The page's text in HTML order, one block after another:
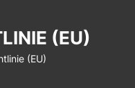
(EU)
(EU)